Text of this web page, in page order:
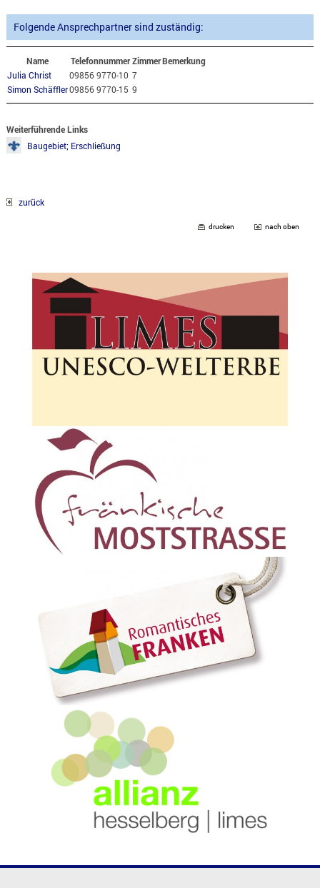
Folgende Ansprechpartner sind zuständig:
Name Telefonnummer ZimmerBemerkung
Julia Christ
09856 9770-10 7
Simon Schäffler09856 9770-15 9
Weiterführende Links
Baugebiet; Erschließung
zurück
drucken nach oben